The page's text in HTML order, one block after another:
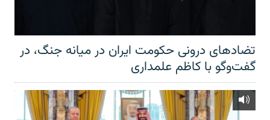
تضادهای درونی حکومت ایران در میانه جنگ، در
گفت‌‌وگو با کاظم علمداری